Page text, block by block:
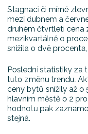
Stagnaci či mírné
mezi dubnem a
druhém čtvrtletí cena
mezikvartálně o
snížila o dvě
Poslední statistiky za
tuto změnu trendu.
ceny bytů snížily až o
hlavním městě o 2
hodnotu pak
stejná.